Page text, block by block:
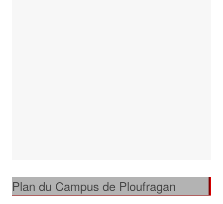
Plan du Campus de Ploufragan